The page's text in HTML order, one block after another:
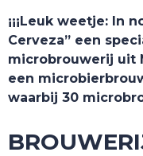
¡¡¡Leuk weetje: In
Cerveza” een
microbrouwerij uit
een
waarbij 30